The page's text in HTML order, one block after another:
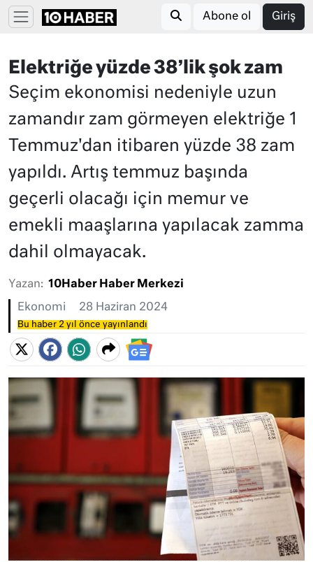
Abone ol Giriş
Elektriğe yüzde 38’lik şok zam
Seçim ekonomisi nedeniyle uzun
zamandır zam görmeyen elektriğe 1
Temmuz'dan itibaren yüzde 38 zam
yapıldı. Artış temmuz başında
geçerli olacağı için memur ve
emekli maaşlarına yapılacak zamma
dahil olmayacak.
Yazan: 10Haber Haber Merkezi
Ekonomi 28 Haziran 2024
Bu haber 2 yıl önce yayınlandı